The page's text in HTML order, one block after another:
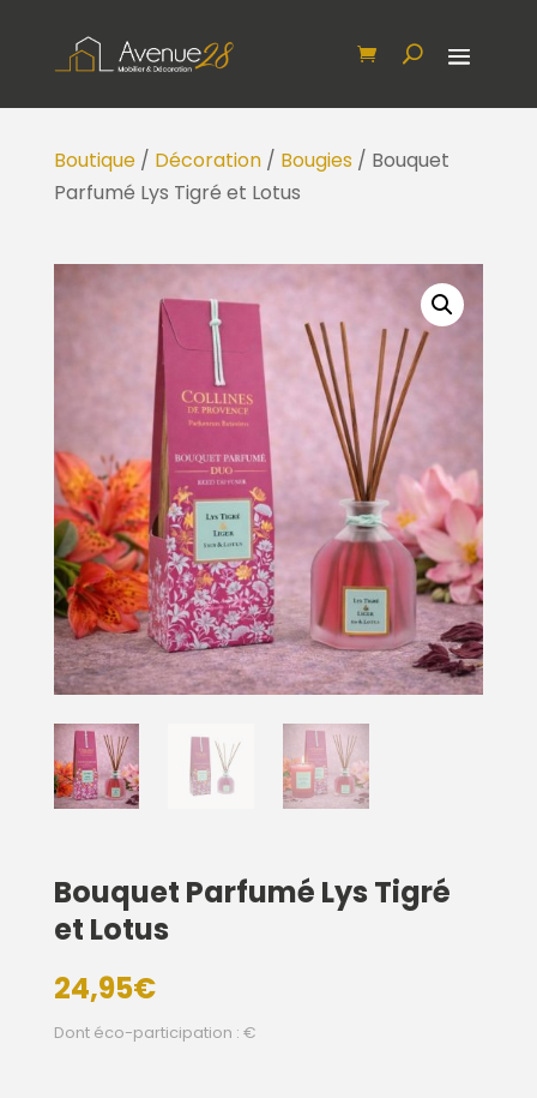
Boutique/ Décoration/ Bougies/ Bouquet
Parfumé Lys Tigré et Lotus
Bouquet Parfumé Lys Tigré
et Lotus
24,95€
Dont éco-participation : €